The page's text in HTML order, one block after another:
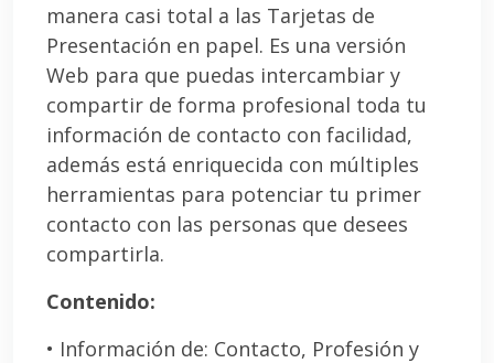
manera casi total a las Tarjetas de
Presentación en papel. Es una versión
Web para que puedas intercambiar y
compartir de forma profesional toda tu
información de contacto con facilidad,
además está enriquecida con múltiples
herramientas para potenciar tu primer
contacto con las personas que desees
compartirla.
Contenido:
• Información de: Contacto, Profesión y